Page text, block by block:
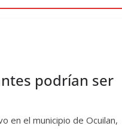
podrían ser
en el municipio de Ocuilan,